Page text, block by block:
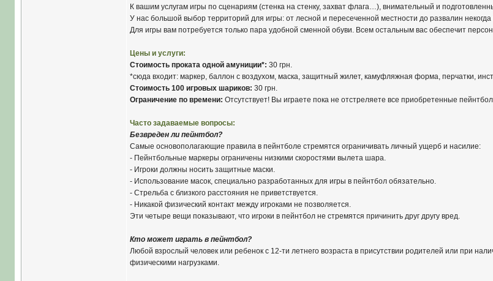
К вашим услугам игры по сценариям (стенка на стенку, захват флага…), внимательный и
У нас большой выбор территорий для игры: от лесной и пересеченной местности до развалин
Для игры вам потребуется только пара удобной сменной обуви. Всем остальным вас обеспечит
Цены и услуги:
Стоимость проката одной амуниции*: 30 грн.
*сюда входит: маркер, баллон с воздухом, маска, защитный жилет, камуфляжная форма, перчатки,
Стоимость 100 игровых шариков: 30 грн.
Ограничение по времени: Отсутствует! Вы играете пока не отстреляете все приобретенные
Часто задаваемые вопросы:
Безвреден ли пейнтбол?
Самые основополагающие правила в пейнтболе стремятся ограничивать личный ущерб и насилие:
- Пейнтбольные маркеры ограничены низкими скоростями вылета шара.
- Игроки должны носить защитные маски.
- Использование масок, специально разработанных для игры в пейнтбол обязательно.
- Стрельба с близкого расстояния не приветствуется.
- Никакой физический контакт между игроками не позволяется.
Эти четыре вещи показывают, что игроки в пейнтбол не стремятся причинить друг другу вред.
Кто может играть в пейнтбол?
Любой взрослый человек или ребенок с 12-ти летнего возраста в присутствии родителей или при
физическими нагрузками.